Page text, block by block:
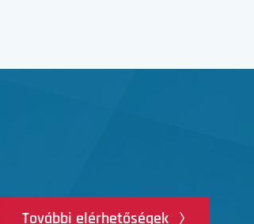
További elérhetőségek